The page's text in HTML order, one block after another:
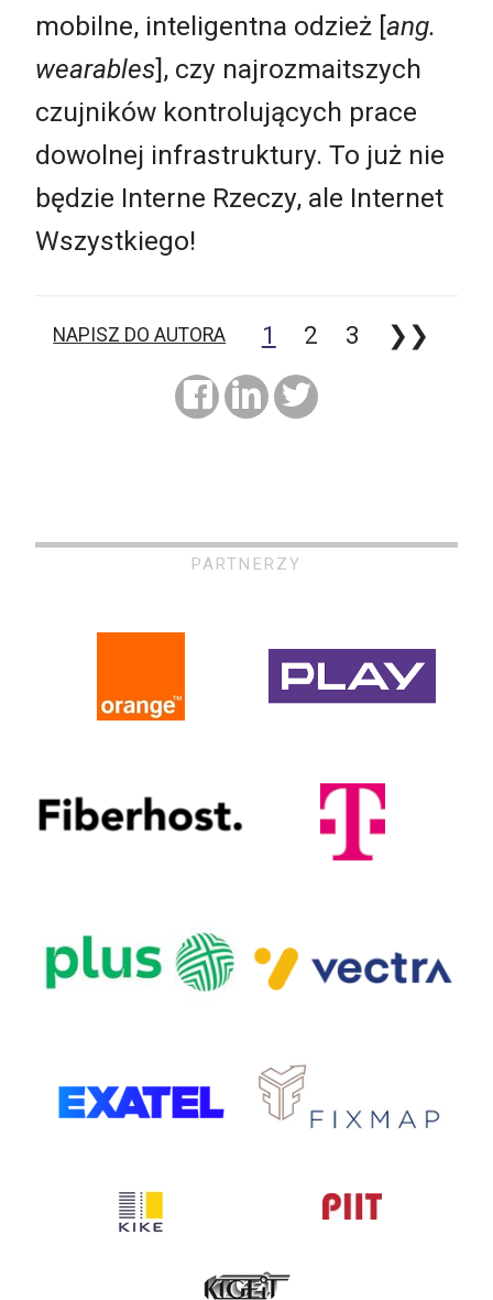
mobilne, inteligentna odzież [ang.
wearables], czy najrozmaitszych
czujników kontrolujących prace
dowolnej infrastruktury. To już nie
będzie Interne Rzeczy, ale Internet
Wszystkiego!
NAPISZ DO AUTORA 1 2 3 ❯❯
PARTNERZY